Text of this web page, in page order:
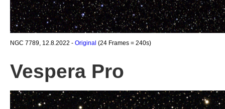
NGC 7789, 12.8.2022 - Original (24 Frames = 240s)
Vespera Pro